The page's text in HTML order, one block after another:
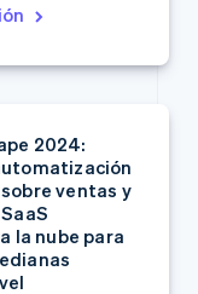
2024:
ventas y
la nube para